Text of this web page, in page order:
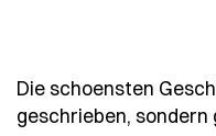
Die schoensten
geschrieben, sondern